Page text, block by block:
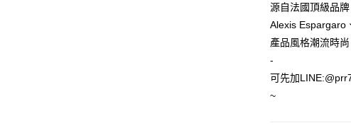
7-11取貨付款(安
每筆NT$60，滿
宅配
每筆NT$100，滿
源自法國頂級品
Alexis Espargaro
產品風格潮流時
-
可先加
~